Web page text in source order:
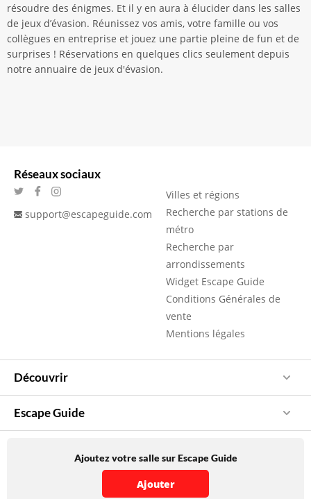
résoudre des énigmes. Et il y en aura à élucider dans les salles
de jeux d’évasion. Réunissez vos amis, votre famille ou vos
collègues en entreprise et jouez une partie pleine de fun et de
surprises ! Réservations en quelques clics seulement depuis
notre annuaire de jeux d'évasion.
Réseaux sociaux
support@escapeguide.com
Villes et régions
Recherche par stations de
métro
Recherche par
arrondissements
Widget Escape Guide
Conditions Générales de
vente
Mentions légales
Découvrir
Escape Guide
Ajoutez votre salle sur Escape Guide
Ajouter